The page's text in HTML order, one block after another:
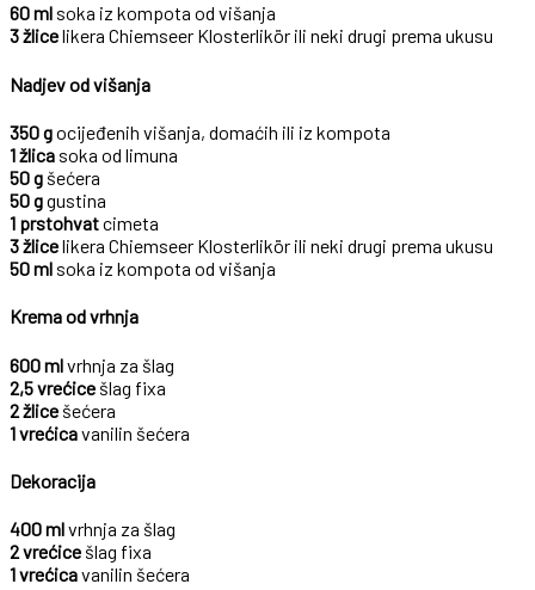
60 ml soka iz kompota od višanja
3 žlicelikera Chiemseer Klosterlikör ili neki drugi prema ukusu
Nadjev od višanja
350 gocijeđenih višanja, domaćih ili iz kompota
1 žlica soka od limuna
50 g šećera
50 ggustina
1 prstohvatcimeta
3 žlicelikera Chiemseer Klosterlikör ili neki drugi prema ukusu
50 ml soka iz kompota od višanja
Krema od vrhnja
600 mlvrhnja za šlag
2,5 vrećice šlag fixa
2 žlice šećera
1 vrećicavanilin šećera
Dekoracija
400 mlvrhnja za šlag
2 vrećice šlag fixa
1 vrećicavanilin šećera